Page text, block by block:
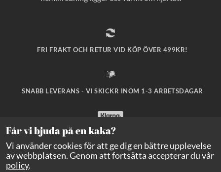
FRI FRAKT OCH RETUR VID KÖP ÖVER 499KR!
SNABB LEVERANS - VI SKICKR INOM 1-3 ARBETSDAGAR
SÄKRA BETALNINGAR MED KLARNA CHECKOUT!
Får vi bjuda på en kaka?
Vi använder cookies för att ge dig en bättre upplevelse
av webbplatsen. Genom att fortsätta accepterar du vår
policy.